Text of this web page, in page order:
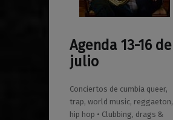
Agenda 13-16 de
julio
Conciertos de cumbia queer,
trap, world music, reggaeton,
hip hop • Clubbing, drags &
10/07/2023
0
Maravillas